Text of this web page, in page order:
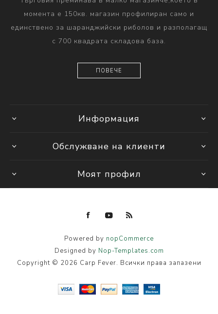
момента е 150кв. магазин профилиран само и
единствено за шаранджийски риболов и разполагащ
с 700 квадрата складова база.
ПОВЕЧЕ
Информация
Обслужване на клиенти
Моят профил
Powered by nopCommerce
Designed by Nop-Templates.com
Copyright © 2026 Carp Fever. Всички права запазени